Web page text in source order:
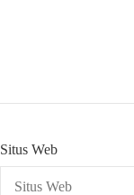
Situs Web